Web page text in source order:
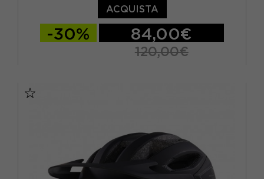
ACQUISTA
-30% 84,00€
120,00€